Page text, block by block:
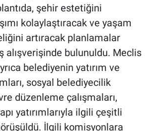
şehir estetiğini
kolaylaştıracak ve yaşam
artıracak planlamalar
alışverişinde bulunuldu. Meclis
belediyenin yatırım ve
sosyal belediyecilik
düzenleme çalışmaları,
yatırımlarıyla ilgili çeşitli
İlgili komisyonlara